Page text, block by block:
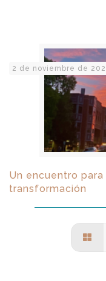
2 de noviembre de
Un encuentro
transformación